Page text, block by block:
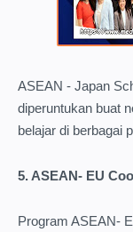
ASEAN - Japan
diperuntukan buat
belajar di berbagai
5. ASEAN- EU
Program ASEAN-